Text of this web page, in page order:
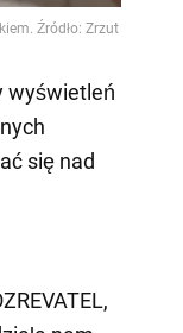
wyświetleń
się nad